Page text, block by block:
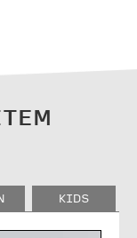
KIDS